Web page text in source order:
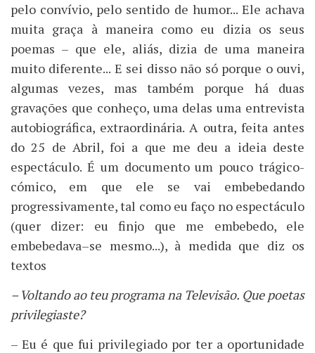
pelo convívio, pelo sentido de humor... Ele achava
muita graça à maneira como eu dizia os seus
poemas – que ele, aliás, dizia de uma maneira
muito diferente... E sei disso não só porque o ouvi,
algumas vezes, mas também porque há duas
gravações que conheço, uma delas uma entrevista
autobiográfica, extraordinária. A outra, feita antes
do 25 de Abril, foi a que me deu a ideia deste
espectáculo. É um documento um pouco trágico-
cómico, em que ele se vai embebedando
progressivamente, tal como eu faço no espectáculo
(quer dizer: eu finjo que me embebedo, ele
embebedava–se mesmo...), à medida que diz os
textos
– Voltando ao teu programa na Televisão. Que poetas
privilegiaste?
– Eu é que fui privilegiado por ter a oportunidade